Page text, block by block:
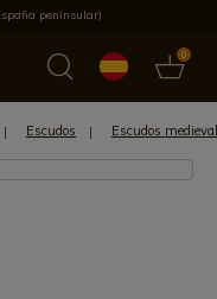
peninsular)
0
Los más vendidos
Escudos Escudos